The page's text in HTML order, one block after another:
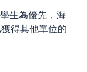
生為優先，海
得其他單位的